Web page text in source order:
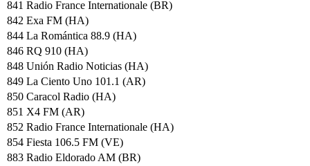
841 Radio France Internationale (BR)
842 Exa FM (HA)
844 La Romántica 88.9 (HA)
846 RQ 910 (HA)
848 Unión Radio Noticias (HA)
849 La Ciento Uno 101.1 (AR)
850 Caracol Radio (HA)
851 X4 FM (AR)
852 Radio France Internationale (HA)
854 Fiesta 106.5 FM (VE)
883 Radio Eldorado AM (BR)